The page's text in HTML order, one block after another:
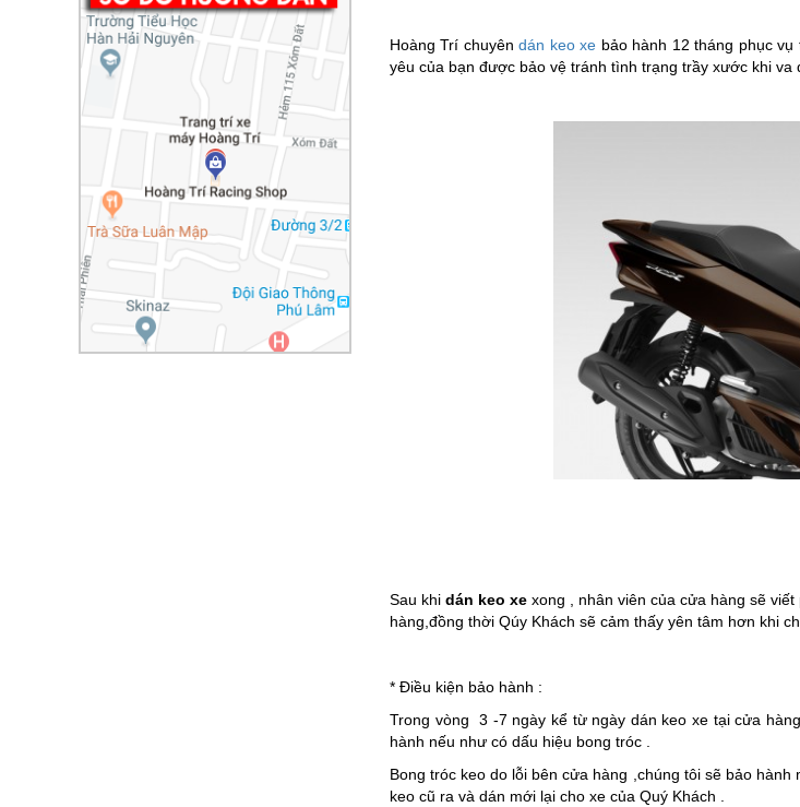
Hoàng Trí chuyêndán keo xe bảo hành 12 tháng phục
yêu của bạn được bảo vệ tránh tình trạng trầy xước khi
Sau khi dán keo xexong , nhân viên của cửa hàng sẽ
hàng,đồng thời Qúy Khách sẽ cảm thấy yên tâm hơn khi
* Điều kiện bảo hành :
Trong vòng 3 -7 ngày kể từ ngày dán keo xe tại cửa
hành nếu như có dấu hiệu bong tróc .
Bong tróc keo do lỗi bên cửa hàng ,chúng tôi sẽ bảo
keo cũ ra và dán mới lại cho xe của Quý Khách .